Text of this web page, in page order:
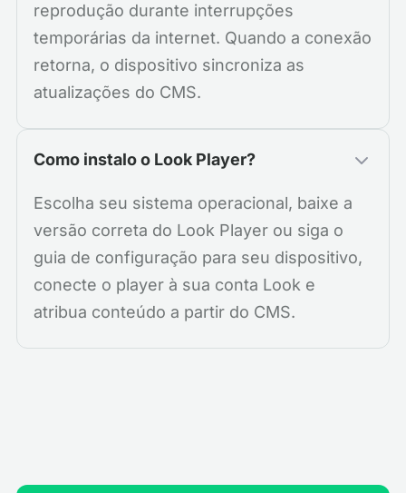
reprodução durante interrupções
temporárias da internet. Quando a conexão
retorna, o dispositivo sincroniza as
atualizações do CMS.
Como instalo o Look Player?
Escolha seu sistema operacional, baixe a
versão correta do Look Player ou siga o
guia de configuração para seu dispositivo,
conecte o player à sua conta Look e
atribua conteúdo a partir do CMS.